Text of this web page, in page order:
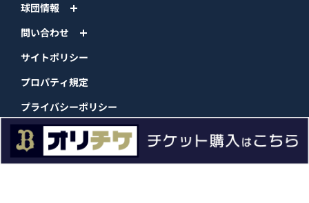
球団情報
問い合わせ
サイトポリシー
プロパティ規定
プライバシーポリシー
BPB DX